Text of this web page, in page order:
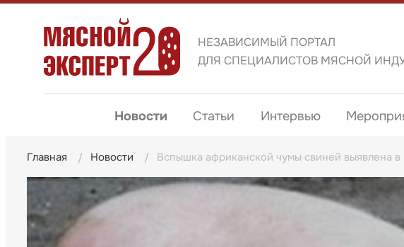
НЕЗАВИСИМЫЙ ПОРТАЛ
ДЛЯ СПЕЦИАЛИСТОВ МЯСНОЙ
Новости Статьи Интервью
Главная Новости Вспышка африканской чумы свиней выявлена в